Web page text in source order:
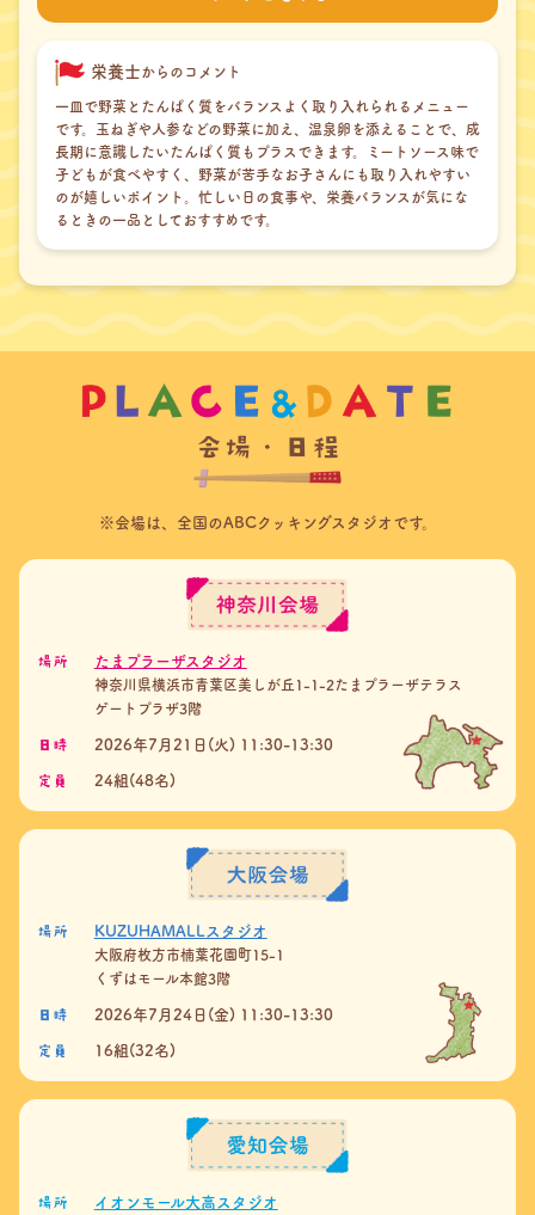
栄養士 からのコメント
一皿で野菜とたんぱく質をバランスよく取り入れられるメニュー
です。玉ねぎや人参などの野菜に加え、温泉卵を添えることで、成
長期に意識したいたんぱく質もプラスできます。ミートソース味で
子どもが食べやすく、野菜が苦手なお子さんにも取り入れやすい
のが嬉しいポイント。忙しい日の食事や、栄養バランスが気にな
るときの一品としておすすめです。
※会場は、全国のABCクッキングスタジオです。
場所 たまプラーザスタジオ
神奈川県横浜市青葉区美しが丘1-1-2たまプラーザテラス
ゲートプラザ3階
日時 2026年7月21日(火) 11:30-13:30
定員 24組(48名)
場所 KUZUHAMALLスタジオ
大阪府枚方市楠葉花園町15-1
くずはモール本館3階
日時 2026年7月24日(金) 11:30-13:30
定員 16組(32名)
場所 イオンモール大高スタジオ